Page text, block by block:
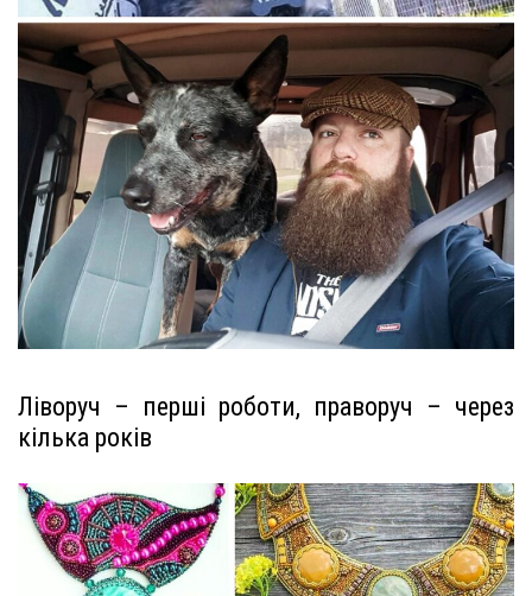
Ліворуч – перші роботи, праворуч – через
кілька років